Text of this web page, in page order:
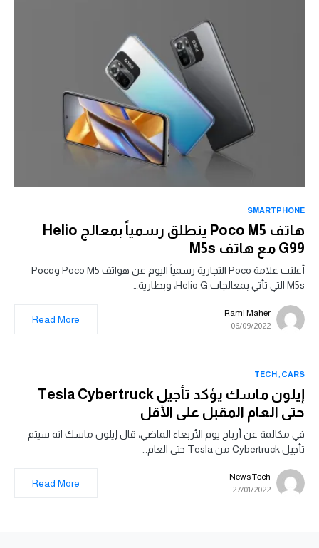
SMARTPHONE
هاتف Poco M5 ينطلق رسمياً بمعالج Helio
G99 مع هاتف M5s
أعلنت علامة Poco التجارية رسمياً اليوم عن هواتف Poco M5 وPoco
M5s التي تأتي بمعالجات Helio G، وبطارية…
Rami Maher
06/09/2022
Read More
CARS
TECH
إيلون ماسك يؤكد تأجيل Tesla Cybertruck
حتى العام المقبل على الأقل
في مكالمة عن أرباح يوم الأربعاء الماضي، قال إيلون ماسك انه سيتم
تأجيل Cybertruck من Tesla حتى العام…
News Tech
27/01/2022
Read More